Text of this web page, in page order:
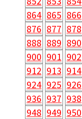
864 865 866
876 877 878
888 889 890
900 901 902
912 913 914
924 925 926
936 937 938
948 949 950